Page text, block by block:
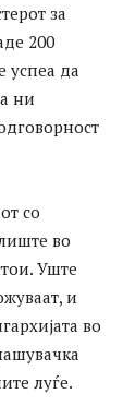
за
200
успеа да
ни
со
во
Уште
и
во
луѓе.